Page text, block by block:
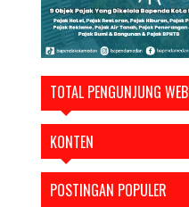
TOTAL PENGUNJUNG WEB
KONTEN
POSTINGAN POPULER